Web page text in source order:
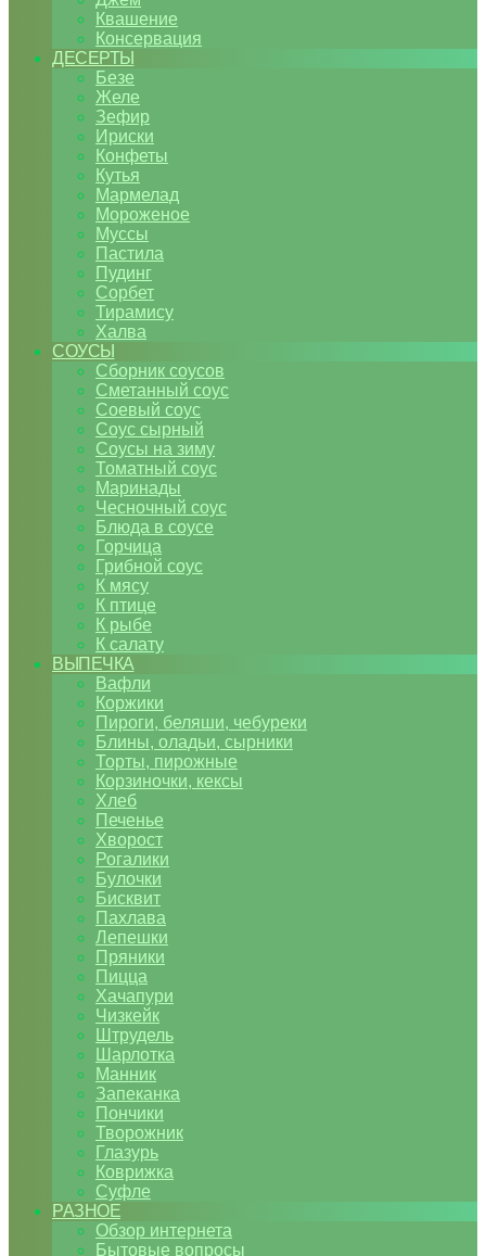
Квашение
Консервация
ДЕСЕРТЫ
Безе
Желе
Зефир
Ириски
Конфеты
Кутья
Мармелад
Мороженое
Муссы
Пастила
Пудинг
Сорбет
Тирамису
Халва
СОУСЫ
Сборник соусов
Сметанный соус
Соевый соус
Соус сырный
Соусы на зиму
Томатный соус
Маринады
Чесночный соус
Блюда в соусе
Горчица
Грибной соус
К мясу
К птице
К рыбе
К салату
ВЫПЕЧКА
Вафли
Коржики
Пироги, беляши, чебуреки
Блины, оладьи, сырники
Торты, пирожные
Корзиночки, кексы
Хлеб
Печенье
Хворост
Рогалики
Булочки
Бисквит
Пахлава
Лепешки
Пряники
Пицца
Хачапури
Чизкейк
Штрудель
Шарлотка
Манник
Запеканка
Пончики
Творожник
Глазурь
Коврижка
Суфле
РАЗНОЕ
Обзор интернета
Бытовые вопросы